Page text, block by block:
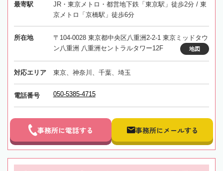
最寄駅
JR・東京メトロ・都営地下鉄「東京駅」徒歩2分 / 東
京メトロ「京橋駅」徒歩6分
所在地
〒104-0028 東京都中央区八重洲2-2-1 東京ミッドタウ
ン八重洲 八重洲セントラルタワー12F
地図
対応エリア 東京、神奈川、千葉、埼玉
電話番号 050-5385-4715
事務所に電話する 事務所にメールする